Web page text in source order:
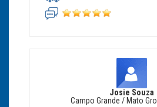
Josie Souza
Campo Grande / Mato